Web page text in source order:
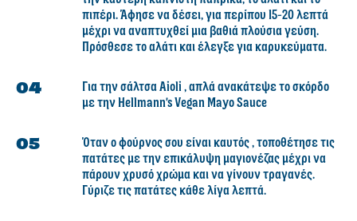
πιπέρι. Άφησε να δέσει, για περίπου 15-20 λεπτά
μέχρι να αναπτυχθεί μια βαθιά πλούσια γεύση.
Πρόσθεσε το αλάτι και έλεγξε για καρυκεύματα.
Για την σάλτσα Aioli , απλά ανακάτεψε το σκόρδο
με την Hellmann's Vegan Mayo Sauce
Όταν ο φούρνος σου είναι καυτός , τοποθέτησε τις
πατάτες με την επικάλυψη μαγιονέζας μέχρι να
πάρουν χρυσό χρώμα και να γίνουν τραγανές.
Γύριζε τις πατάτες κάθε λίγα λεπτά.